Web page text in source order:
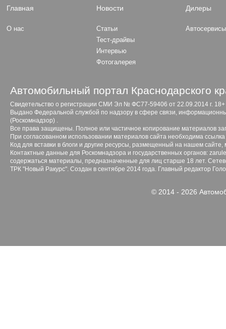
Главная
О нас
Новости
Статьи
Тест-драйвы
Интервью
Фотогалерея
Дилеры
Автосервисы
Автомобильный портал Краснодарского
Свидетельство о регистрации СМИ Эл № ФС77-59406 от 22.09.2014 г. 18+
Выдано Федеральной службой по надзору в сфере связи,
(Роскомнадзор) .
Все права защищены. Полное или частичное копирование материалов
При согласованном использовании материалов сайта необходима ссылка
Код для вставки в блоги и другие ресурсы, размещенный на нашем сайте,
Контактные данные для Роскомнадзора и государственных органов:
содержаться материалы, предназначенные для лиц старше 18 лет.
ТРК "Новый Ракурс". Создан в сентябре 2014 года. Главный редактор
© 2014 - 2026